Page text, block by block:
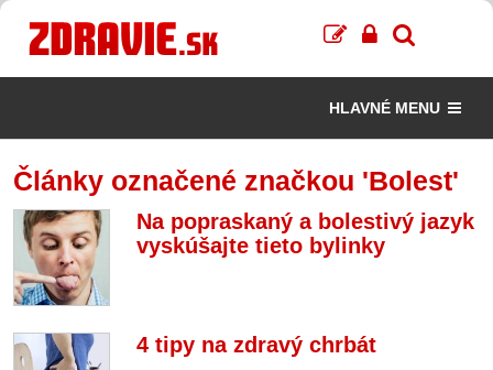
HLAVNÉ MENU
Články označené značkou 'Bolest'
Na popraskaný a bolestivý jazyk
vyskúšajte tieto bylinky
4 tipy na zdravý chrbát